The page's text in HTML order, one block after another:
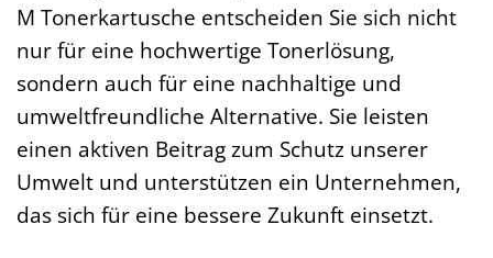
M Tonerkartusche entscheiden Sie sich nicht
nur für eine hochwertige Tonerlösung,
sondern auch für eine nachhaltige und
umweltfreundliche Alternative. Sie leisten
einen aktiven Beitrag zum Schutz unserer
Umwelt und unterstützen ein Unternehmen,
das sich für eine bessere Zukunft einsetzt.